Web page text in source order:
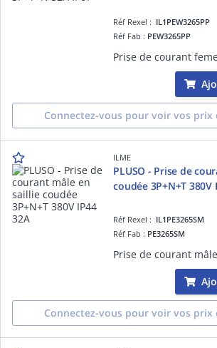
Réf Rexel : IL1PEW3265PP
Réf Fab : PEW3265PP
Connectez-vous pour voir vos prix
ILME
PLUSO - Prise de
coudée 3P+N+T 380V
Réf Rexel : IL1PE3265SM
Réf Fab : PE3265SM
Connectez-vous pour voir vos prix